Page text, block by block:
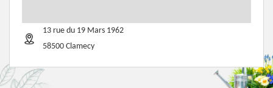
13 rue du 19 Mars 1962
58500 Clamecy